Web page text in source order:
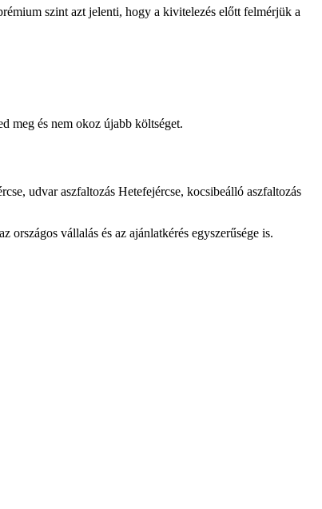
szint azt jelenti, hogy a kivitelezés előtt felmérjük a
meg és nem okoz újabb költséget.
, udvar aszfaltozás Hetefejércse, kocsibeálló aszfaltozás
vállalás és az ajánlatkérés egyszerűsége is.